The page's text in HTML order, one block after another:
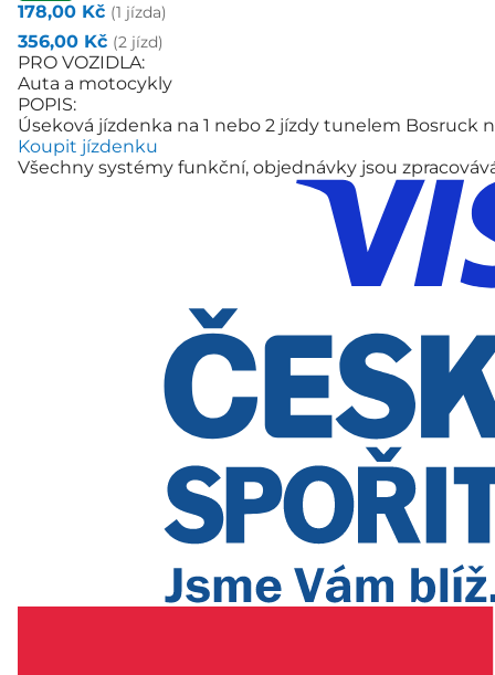
178,00 Kč (1 jízda)
356,00 Kč (2 jízd)
PRO VOZIDLA:
Auta a motocykly
POPIS:
Úseková jízdenka na 1 nebo 2 jízdy tunelem Bosruck
Koupit jízdenku
Všechny systémy funkční, objednávky jsou